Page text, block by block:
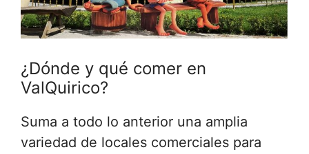
¿Dónde y qué comer en
ValQuirico?
Suma a todo lo anterior una amplia
variedad de locales comerciales para